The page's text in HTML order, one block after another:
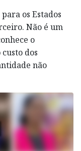
os Estados
Não é um
o
dos
não